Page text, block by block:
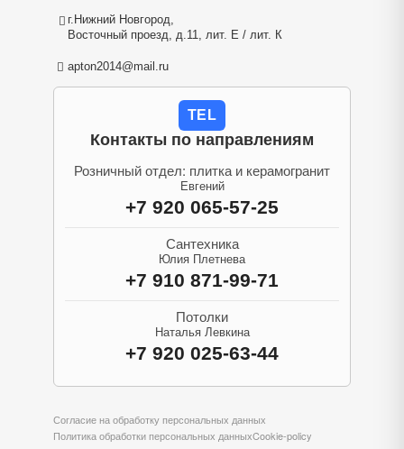
г.Нижний Новгород,
Восточный проезд, д.11, лит. Е / лит. К
apton2014@mail.ru
TEL
Контакты по направлениям
Розничный отдел: плитка и керамогранит
Евгений
+7 920 065-57-25
Сантехника
Юлия Плетнева
+7 910 871-99-71
Потолки
Наталья Левкина
+7 920 025-63-44
Согласие на обработку персональных данных
Политика обработки персональных данныхCookie-policy